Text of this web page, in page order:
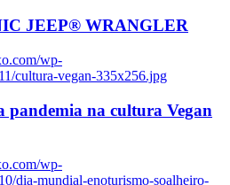
JEEP® WRANGLER
wp-
cultura-vegan-335x256.jpg
pandemia na cultura Vegan
wp-
dia-mundial-enoturismo-soalheiro-